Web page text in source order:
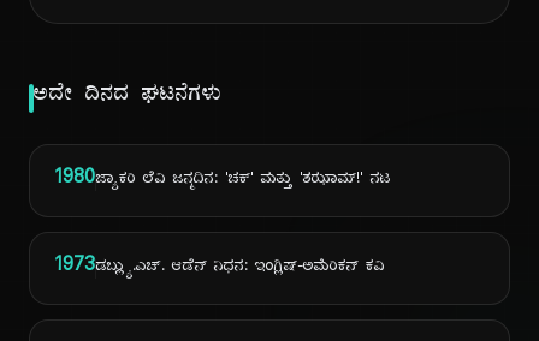
ಅದೇ ದಿನದ ಘಟನೆಗಳು
1980ಜ್ಯಾಕರಿ ಲೆವಿ ಜನ್ಮದಿನ: 'ಚಕ್' ಮತ್ತು 'ಶಝಾಮ್!' ನಟ
1973ಡಬ್ಲ್ಯು.ಎಚ್. ಆಡೆನ್ ನಿಧನ: ಇಂಗ್ಲಿಷ್-ಅಮೆರಿಕನ್ ಕವಿ